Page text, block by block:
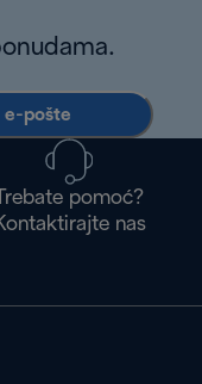
e-pošte
Trebate pomoć?
nas